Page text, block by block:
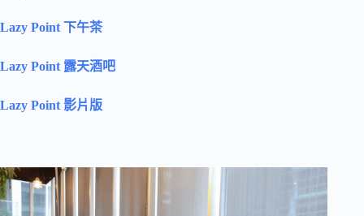
Lazy Point 下午茶
Lazy Point 露天酒吧
Lazy Point 影片版